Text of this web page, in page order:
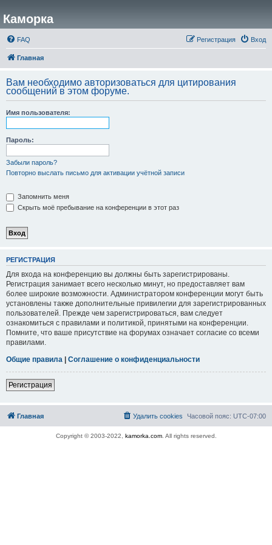
Каморка
FAQ Вход
Регистрация
Главная
Вам необходимо авторизоваться для цитирования
сообщений в этом форуме.
Имя пользователя:
Пароль:
Забыли пароль?
Повторно выслать письмо для активации учётной записи
Запомнить меня
Скрыть моё пребывание на конференции в этот раз
РЕГИСТРАЦИЯ
Для входа на конференцию вы должны быть зарегистрированы.
Регистрация занимает всего несколько минут, но предоставляет вам
более широкие возможности. Администратором конференции могут быть
установлены также дополнительные привилегии для зарегистрированных
пользователей. Прежде чем зарегистрироваться, вам следует
ознакомиться с правилами и политикой, принятыми на конференции.
Помните, что ваше присутствие на форумах означает согласие со всеми
правилами.
Общие правила | Соглашение о конфиденциальности
Регистрация
Главная Часовой пояс: UTC-07:00
Удалить cookies
Copyright © 2003-2022, kamorka.com. All rights reserved.